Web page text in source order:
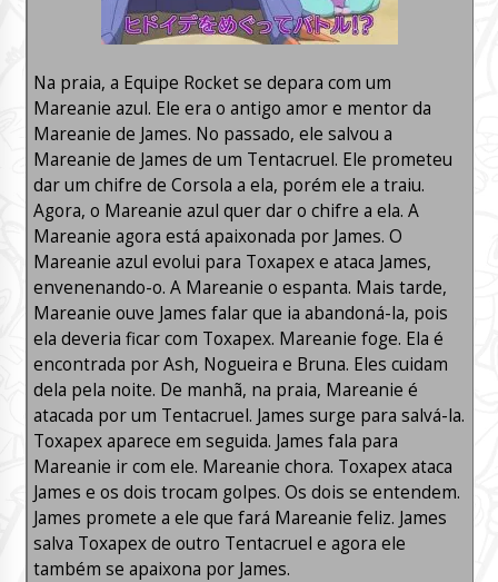
Na praia, a Equipe Rocket se depara com um
Mareanie azul. Ele era o antigo amor e mentor da
Mareanie de James. No passado, ele salvou a
Mareanie de James de um Tentacruel. Ele prometeu
dar um chifre de Corsola a ela, porém ele a traiu.
Agora, o Mareanie azul quer dar o chifre a ela. A
Mareanie agora está apaixonada por James. O
Mareanie azul evolui para Toxapex e ataca James,
envenenando-o. A Mareanie o espanta. Mais tarde,
Mareanie ouve James falar que ia abandoná-la, pois
ela deveria ficar com Toxapex. Mareanie foge. Ela é
encontrada por Ash, Nogueira e Bruna. Eles cuidam
dela pela noite. De manhã, na praia, Mareanie é
atacada por um Tentacruel. James surge para salvá-la.
Toxapex aparece em seguida. James fala para
Mareanie ir com ele. Mareanie chora. Toxapex ataca
James e os dois trocam golpes. Os dois se entendem.
James promete a ele que fará Mareanie feliz. James
salva Toxapex de outro Tentacruel e agora ele
também se apaixona por James.